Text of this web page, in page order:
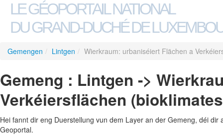
LE GÉOPORTAIL NATIONAL
DU GRAND-DUCHÉ DE
Gemengen / Lintgen / Wierkraum: urbaniséiert Flächen a
Gemeng : Lintgen ->
Verkéiersflächen
Hei fannt dir eng Duerstellung vun dem Layer an der Gemeng, déi
Geoportal.